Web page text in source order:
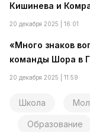
Кишинева и
20 декабря 2025 | 16:01
«Много знаков
команды Шора в
20 декабря 2025 | 11:59
Школа
Образование